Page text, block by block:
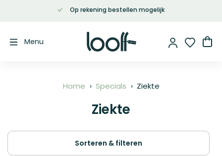
inhoud
Op rekening bestellen mogelijk
Menu
Home Specials Ziekte
Ziekte
Sorteren & filteren